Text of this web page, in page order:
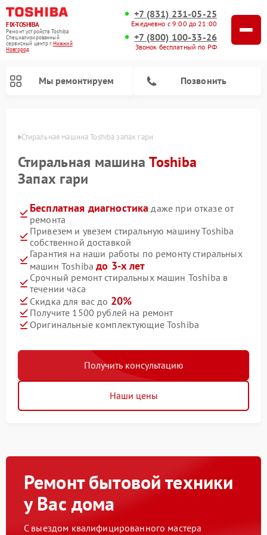
FIX-TOSHIBA
Ремонт устройств Toshiba
Специализированный
cервисный центр г.Нижний
Новгород
+7 (831) 231-05-25
Ежедневно с 9:00 до 21:00
+7 (800) 100-33-26
Звонок бесплатный по РФ
Мы ремонтируем Позвонить
Стиральная машина Toshiba запах гари
Стиральная машинаToshiba
Запах гари
Бесплатная диагностика даже при отказе от
ремонта
Привезем и увезем стиральную машину Toshiba
собственной доставкой
Гарантия на наши работы по ремонту стиральных
машин Toshibaдо 3-х лет
Срочный ремонт стиральных машин Toshiba в
течении часа
Скидка для вас до 20%
Получите 1500 рублей на ремонт
Оригинальные комплектующие Toshiba
Получить консультацию
Наши цены
Ремонт бытовой техники
у Вас дома
С выездом квалифицированного мастера